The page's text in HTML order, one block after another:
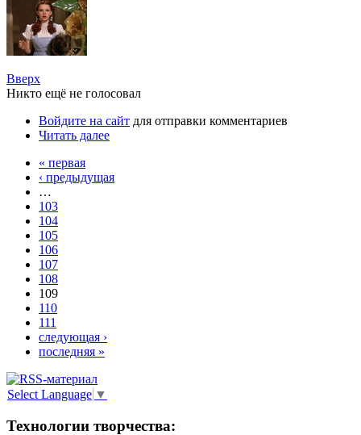
Вверх
Никто ещё не голосовал
Войдите на сайт для отправки комментариев
Читать далее
« первая
‹ предыдущая
…
103
104
105
106
107
108
109
110
111
следующая ›
последняя »
Select Language ▼
Технологии творчества: